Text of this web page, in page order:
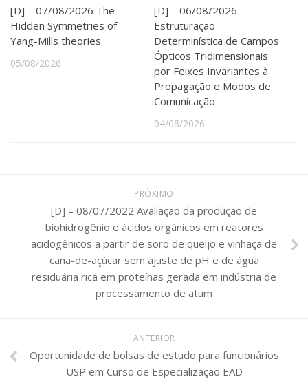
Comunicação
Assessorias e Mídias
Aplicativos e Sites
Jornal da USP
[D] – 07/08/2026 The
Hidden Symmetries of
Yang-Mills theories
05/08/2026
[D] – 06/08/2026
Estruturação
Determinística de Campos
Ópticos Tridimensionais
por Feixes Invariantes à
Propagação e Modos de
Comunicação
04/08/2026
PRÓXIMO
[D] – 08/07/2022 Avaliação da produção de
biohidrogênio e ácidos orgânicos em reatores
acidogênicos a partir de soro de queijo e vinhaça de
cana-de-açúcar sem ajuste de pH e de água
residuária rica em proteínas gerada em indústria de
processamento de atum
ANTERIOR
Oportunidade de bolsas de estudo para funcionários
USP em Curso de Especialização EAD